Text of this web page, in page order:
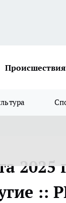
Происшествия
2025
::